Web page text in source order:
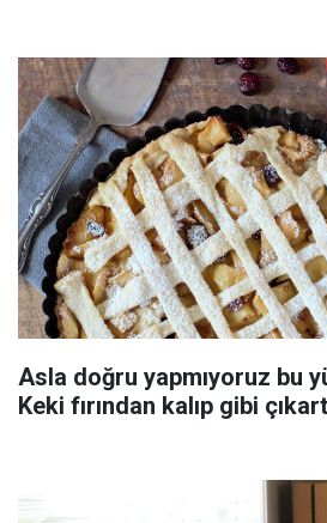
Asla doğru yapmıyoruz bu
Keki fırından kalıp gibi